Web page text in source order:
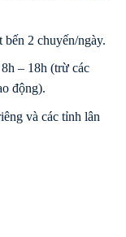
2 chuyến/ngày.
– 18h (trừ các
động).
và các tỉnh lân